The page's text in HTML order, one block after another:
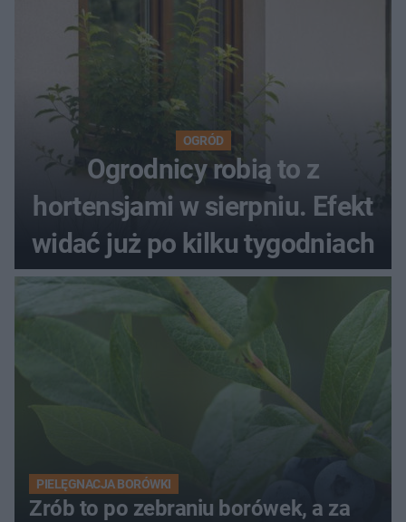
OGRÓD
Ogrodnicy robią to z
hortensjami w sierpniu. Efekt
widać już po kilku tygodniach
PIELĘGNACJA BORÓWKI
Zrób to po zebraniu borówek, a za